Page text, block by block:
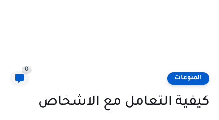
المنوعات
0
كيفية التعامل مع الاشخاص